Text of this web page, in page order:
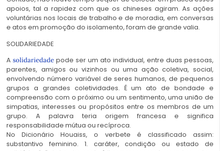
apoios, tal a rapidez com que os chineses agiram. As ações
voluntárias nos locais de trabalho e de moradia, em conversas
e atos em promoção do isolamento, foram de grande valia.
SOLIDARIEDADE
A solidariedade pode ser um ato individual, entre duas pessoas,
parentes, amigos ou vizinhos ou uma ação coletiva, social,
envolvendo número variável de seres humanos, de pequenos
grupos a grandes coletividades. É um ato de bondade e
compreensão com o próximo ou um sentimento, uma união de
simpatias, interesses ou propósitos entre os membros de um
grupo. A palavra teria origem francesa e significa
responsabilidade mútua ou recíproca.
No Dicionário Houaiss, o verbete é classificado assim:
substantivo feminino. 1. caráter, condição ou estado de